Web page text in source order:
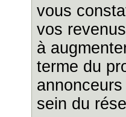
vous
vos
à
terme du
sein du